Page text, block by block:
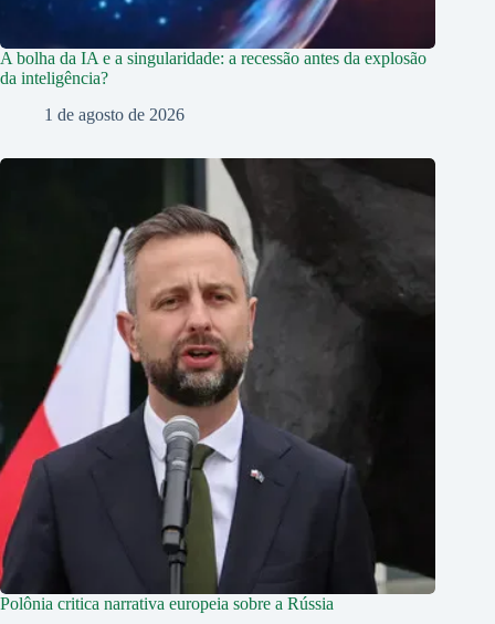
A bolha da IA e a singularidade: a recessão antes da explosão
da inteligência?
1 de agosto de 2026
Polônia critica narrativa europeia sobre a Rússia